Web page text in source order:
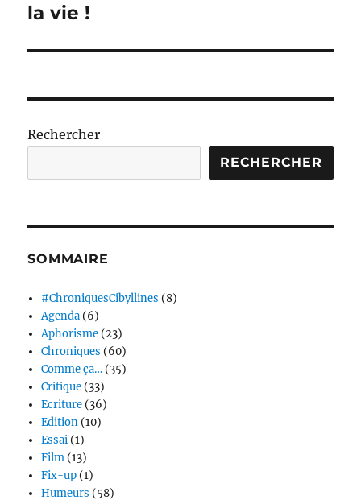
suivante :
la vie !
Rechercher
RECHERCHER
SOMMAIRE
#ChroniquesCibyllines (8)
Agenda(6)
Aphorisme(23)
Chroniques (60)
Comme ça…(35)
Critique(33)
Ecriture(36)
Edition(10)
Essai(1)
Film(13)
Fix-up(1)
Humeurs (58)